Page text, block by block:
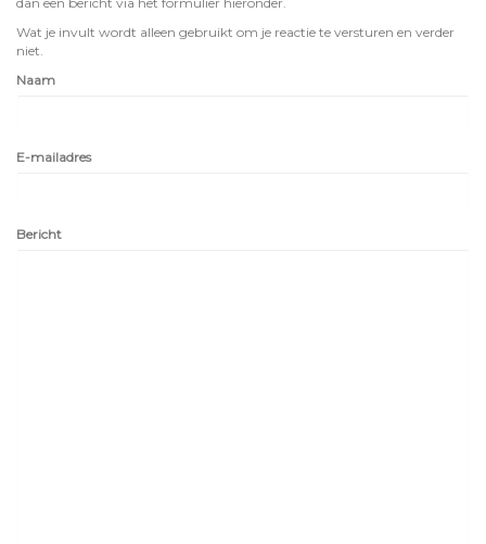
Wat je invult wordt alleen gebruikt om je reactie te versturen en verder
niet.
Naam
E-mailadres
Bericht